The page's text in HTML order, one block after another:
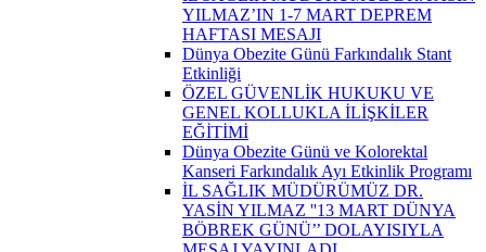
YILMAZ’IN 1-7 MART DEPREM
HAFTASI MESAJI
Dünya Obezite Günü Farkındalık Stant
Etkinliği
ÖZEL GÜVENLİK HUKUKU VE
GENEL KOLLUKLA İLİŞKİLER
EĞİTİMİ
Dünya Obezite Günü ve Kolorektal
Kanseri Farkındalık Ayı Etkinlik Programı
İL SAĞLIK MÜDÜRÜMÜZ DR.
YASİN YILMAZ ''13 MART DÜNYA
BÖBREK GÜNÜ’’ DOLAYISIYLA